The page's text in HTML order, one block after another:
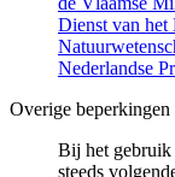
Dienst van
Nederlandse
Overige beperkingen
Bij het
steeds